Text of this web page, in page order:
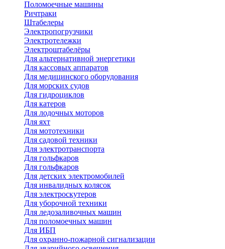
Поломоечные машины
Ричтраки
Штабелеры
Электропогрузчики
Электротележки
Электроштабелёры
Для альтернативной энергетики
Для кассовых аппаратов
Для медицинского оборудования
Для морских судов
Для гидроциклов
Для катеров
Для лодочных моторов
Для яхт
Для мототехники
Для садовой техники
Для электротранспорта
Для гольфкаров
Для гольфкаров
Для детских электромобилей
Для инвалидных колясок
Для электроскутеров
Для уборочной техники
Для ледозаливочных машин
Для поломоечных машин
Для ИБП
Для охранно-пожарной сигнализации